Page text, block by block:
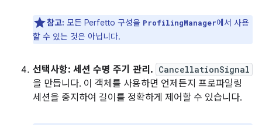
참고: 모든 Perfetto 구성을 ProfilingManager에서 사용
할 수 있는 것은 아닙니다.
선택사항: 세션 수명 주기 관리. CancellationSignal
을 만듭니다. 이 객체를 사용하면 언제든지 프로파일링
세션을 중지하여 길이를 정확하게 제어할 수 있습니다.